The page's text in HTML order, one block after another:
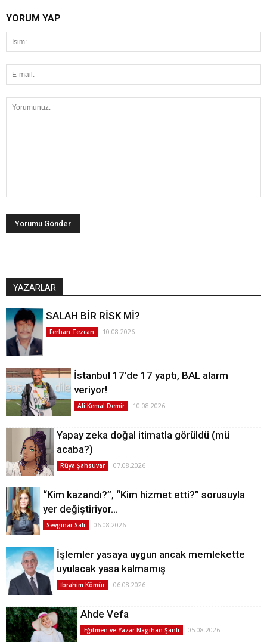
YORUM YAP
YAZARLAR
SALAH BİR RİSK Mİ?
Ferhan Tezcan 10.08.2026
İstanbul 17’de 17 yaptı, BAL alarm
veriyor!
Ali Kemal Demir 10.08.2026
Yapay zeka doğal itimatla görüldü (mü
acaba?)
Rüya Şahsuvar 07.08.2026
“Kim kazandı?”, “Kim hizmet etti?” sorusuyla
yer değiştiriyor…
Sevginar Sali 06.08.2026
İşlemler yasaya uygun ancak memlekette
uyulacak yasa kalmamış
İbrahim Kömür 06.08.2026
Ahde Vefa
Eğitmen ve Yazar Nagihan Şanlı 05.08.2026